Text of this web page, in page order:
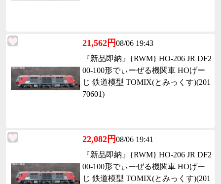
21,562円08/06 19:43
『新品即納』{RWM} HO-206 JR DF2
00-100形でぃーぜる機関車 HOげー
じ 鉄道模型 TOMIX(とみっくす)(201
70601)
22,082円08/06 19:41
『新品即納』{RWM} HO-206 JR DF2
00-100形でぃーぜる機関車 HOげー
じ 鉄道模型 TOMIX(とみっくす)(201